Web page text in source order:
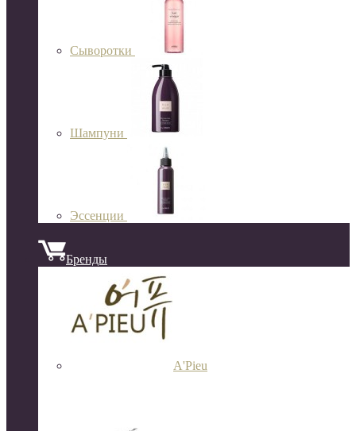
Сыворотки
Шампуни
Эссенции
Бренды
A'Pieu